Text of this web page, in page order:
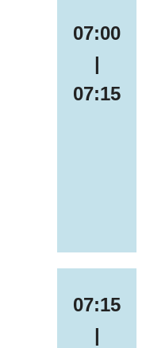
07:00
|
07:15
07:15
|